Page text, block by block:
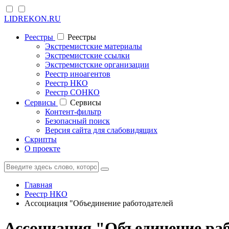
LIDREKON.RU
Реестры
Реестры
Экстремистские материалы
Экстремистские ссылки
Экстремистские организации
Реестр иноагентов
Реестр НКО
Реестр СОНКО
Cервисы
Cервисы
Контент-фильтр
Безопасный поиск
Версия сайта для слабовидящих
Скрипты
О проекте
Главная
Реестр НКО
Ассоциация "Объединение работодателей